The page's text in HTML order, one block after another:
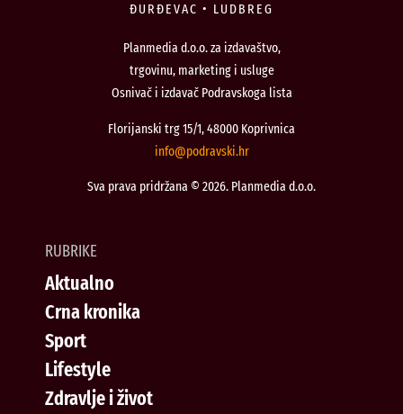
ĐURĐEVAC • LUDBREG
Planmedia d.o.o. za izdavaštvo,
trgovinu, marketing i usluge
Osnivač i izdavač Podravskoga lista
Florijanski trg 15/1, 48000 Koprivnica
rh.iksvardop
@ofni
Sva prava pridržana © 2026. Planmedia d.o.o.
RUBRIKE
Aktualno
Crna kronika
Sport
Lifestyle
Zdravlje i život